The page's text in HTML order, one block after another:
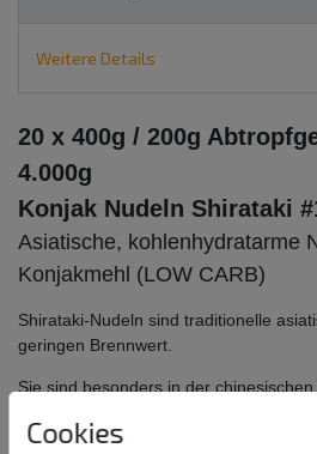
Weitere Details
20 x 400g / 200g
4.000g
Konjak Nudeln Shirataki
Asiatische, kohlenhydratarme
Konjakmehl (LOW CARB)
Shirataki-Nudeln sind traditionelle
geringen Brennwert.
Sie sind besonders in der
Cookies